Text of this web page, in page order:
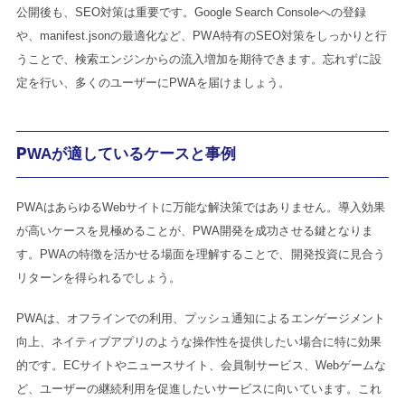
公開後も、SEO対策は重要です。Google Search Consoleへの登録
や、manifest.jsonの最適化など、PWA特有のSEO対策をしっかりと行
うことで、検索エンジンからの流入増加を期待できます。忘れずに設
定を行い、多くのユーザーにPWAを届けましょう。
PWAが適しているケースと事例
PWAはあらゆるWebサイトに万能な解決策ではありません。導入効果
が高いケースを見極めることが、PWA開発を成功させる鍵となりま
す。PWAの特徴を活かせる場面を理解することで、開発投資に見合う
リターンを得られるでしょう。
PWAは、オフラインでの利用、プッシュ通知によるエンゲージメント
向上、ネイティブアプリのような操作性を提供したい場合に特に効果
的です。ECサイトやニュースサイト、会員制サービス、Webゲームな
ど、ユーザーの継続利用を促進したいサービスに向いています。これ